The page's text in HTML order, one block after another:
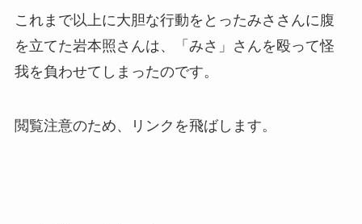
これまで以上に大胆な行動をとったみささんに腹
を立てた岩本照さんは、「みさ」さんを殴って怪
我を負わせてしまったのです。
閲覧注意のため、リンクを飛ばします。